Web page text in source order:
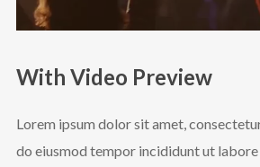
With Video Preview
Lorem ipsum dolor sit amet,
do eiusmod tempor incididunt ut